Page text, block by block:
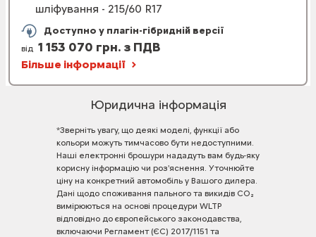
шліфування - 215/60 R17
Доступно у плагін-гібридній версії
від 1 153 070 грн. з ПДВ
Більше інформації
Юридична інформація
*Зверніть увагу, що деякі моделі, функції або
кольори можуть тимчасово бути недоступними.
Наші електронні брошури нададуть вам будь-яку
корисну інформацію чи роз'яснення. Уточнюйте
ціну на конкретний автомобіль у Вашого дилера.
Дані щодо споживання пального та викидів CO₂
вимірюються на основі процедури WLTP
відповідно до європейського законодавства,
включаючи Регламент (ЄС) 2017/1151 та